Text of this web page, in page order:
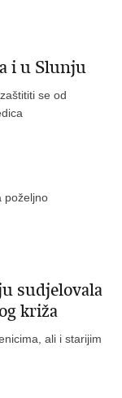
i u Slunju
se od
poželjno
sudjelovala
križa
ali i starijim